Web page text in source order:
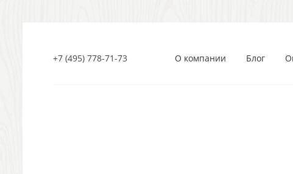
+7 (495) 778-71-73 О компании Блог